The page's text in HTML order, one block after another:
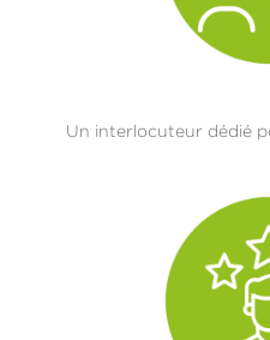
Un interlocuteur dédié